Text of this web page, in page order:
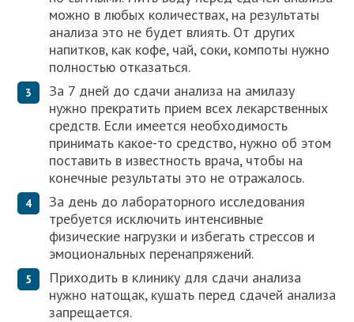
можно в любых количествах, на результаты
анализа это не будет влиять. От других
напитков, как кофе, чай, соки, компоты нужно
полностью отказаться.
За 7 дней до сдачи анализа на амилазу
нужно прекратить прием всех лекарственных
средств. Если имеется необходимость
принимать какое-то средство, нужно об этом
поставить в известность врача, чтобы на
конечные результаты это не отражалось.
За день до лабораторного исследования
требуется исключить интенсивные
физические нагрузки и избегать стрессов и
эмоциональных перенапряжений.
Приходить в клинику для сдачи анализа
нужно натощак, кушать перед сдачей анализа
запрещается.